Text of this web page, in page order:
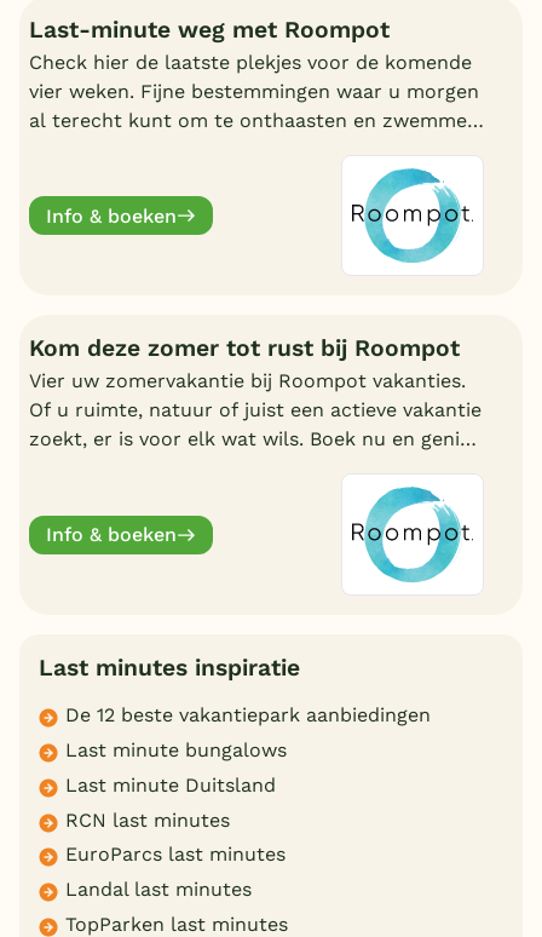
Last-minute weg met Roompot
Check hier de laatste plekjes voor de komende
vier weken. Fijne bestemmingen waar u morgen
al terecht kunt om te onthaasten en zwemmen.
Info & boeken
Kom deze zomer tot rust bij Roompot
Vier uw zomervakantie bij Roompot vakanties.
Of u ruimte, natuur of juist een actieve vakantie
zoekt, er is voor elk wat wils. Boek nu en geniet
Info & boeken
Last minutes inspiratie
De 12 beste vakantiepark aanbiedingen
Last minute bungalows
Last minute Duitsland
RCN last minutes
EuroParcs last minutes
Landal last minutes
TopParken last minutes